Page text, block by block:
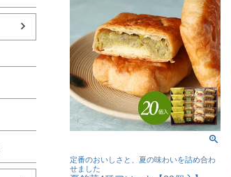
定番のおいしさと、夏の味わいを詰め合わ
せました